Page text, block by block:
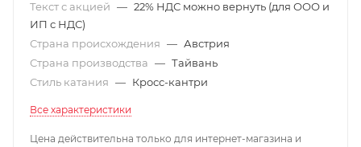
Текст с акцией — 22% НДС можно вернуть (для ООО и
ИП с НДС)
Страна происхождения — Австрия
Страна производства — Тайвань
Стиль катания — Кросс-кантри
Все характеристики
Цена действительна только для интернет-магазина и